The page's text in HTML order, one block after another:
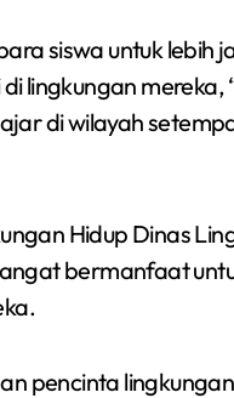
siswa untuk lebih
lingkungan
di wilayah
Hidup Dinas
bermanfaat
pencinta
Open
Sumsel